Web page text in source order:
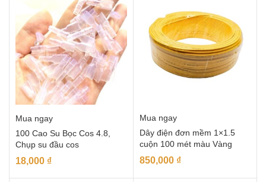
Mua ngay
100 Cao Su Bọc Cos 4.8,
Chụp su đầu cos
18,000 ₫
Mua ngay
Dây điện đơn mềm 1×1.5
cuộn 100 mét màu Vàng
850,000 ₫